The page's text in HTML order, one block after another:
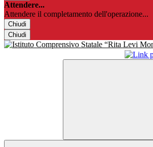
Attendere...
Attendere il completamento dell'operazione...
Chiudi
Chiudi